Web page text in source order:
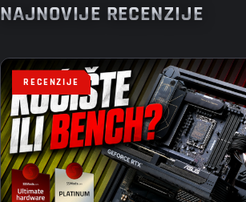
NAJNOVIJE RECENZIJE
RECENZIJE